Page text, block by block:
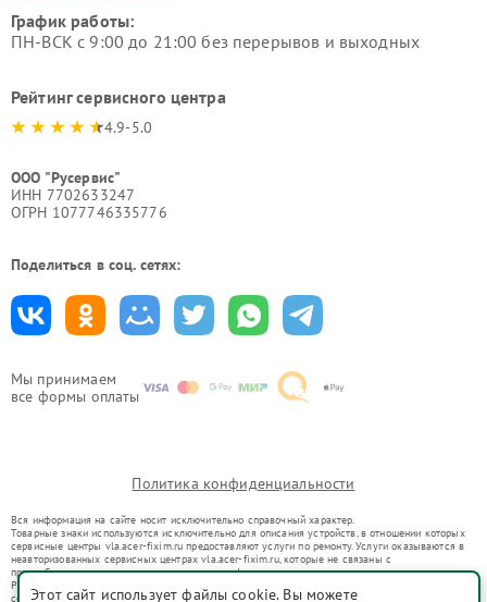
Мы принимаем
все формы оплаты
График работы:
ПН-ВСК с 9:00 до 21:00 без перерывов и выходных
Рейтинг сервисного центра
4.9-5.0
ООО "Русервис"
ИНН 7702633247
ОГРН 1077746335776
Поделиться в соц. сетях:
Политика конфиденциальности
Вся информация на сайте носит исключительно справочный характер.
Товарные знаки используются исключительно для описания устройств, в отношении которых
сервисные центры vla.acer-fixim.ru предоставляют услуги по ремонту. Услуги оказываются в
неавторизованных сервисных центрах vla.acer-fixim.ru, которые не связаны с
правообладателями товарных знаков или их официальными представителями.
Ремонт осуществляется для устройств, уже введенных в гражданский оборот в соответствии
со статьей 1487 ГК РФ.
Этот сайт использует файлы cookie. Вы можете